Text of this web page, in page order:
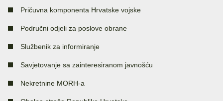
Pričuvna komponenta Hrvatske vojske
Područni odjeli za poslove obrane
Službenik za informiranje
Savjetovanje sa zainteresiranom javnošću
Nekretnine MORH-a